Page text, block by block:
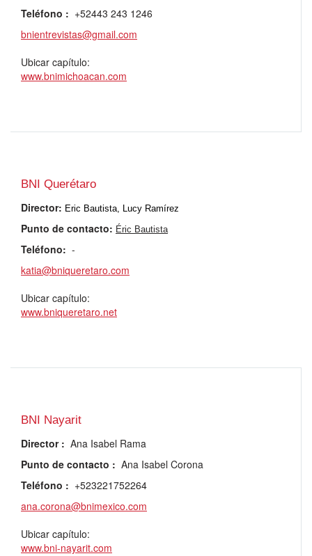
Teléfono : +52443 243 1246
bnientrevistas@gmail.com
Ubicar capítulo:
www.bnimichoacan.com
BNI Querétaro
Director: Eric Bautista, Lucy Ramírez
Punto de contacto: Éric Bautista
Teléfono: -
katia@bniqueretaro.com
Ubicar capítulo:
www.bniqueretaro.net
BNI Nayarit
Director : Ana Isabel Rama
Punto de contacto : Ana Isabel Corona
Teléfono : +523221752264
ana.corona@bnimexico.com
Ubicar capítulo:
www.bni-nayarit.com